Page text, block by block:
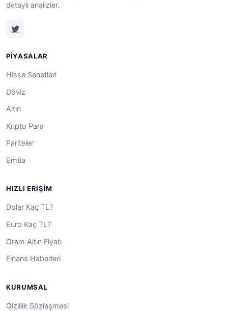
detaylı analizler.
PIYASALAR
Hisse Senetleri
Döviz
Altın
Kripto Para
Pariteler
Emtia
HIZLI ERIŞIM
Dolar Kaç TL?
Euro Kaç TL?
Gram Altın Fiyatı
Finans Haberleri
KURUMSAL
Gizlilik Sözleşmesi